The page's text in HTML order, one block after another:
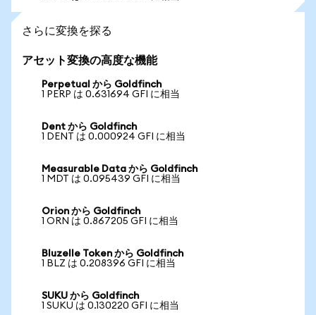
さらに変換を探る
アセット変換の高度な機能
Perpetual から Goldfinch
1 PERP は 0.631694 GFI に相当
Dent から Goldfinch
1 DENT は 0.000924 GFI に相当
Measurable Data から Goldfinch
1 MDT は 0.095439 GFI に相当
Orion から Goldfinch
1 ORN は 0.867205 GFI に相当
Bluzelle Token から Goldfinch
1 BLZ は 0.208396 GFI に相当
SUKU から Goldfinch
1 SUKU は 0.130220 GFI に相当